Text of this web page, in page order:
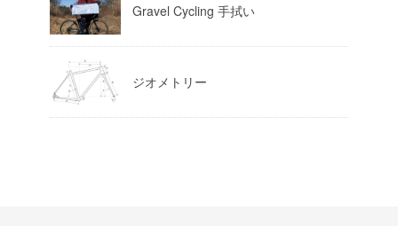
Gravel Cycling 手拭い
ジオメトリー